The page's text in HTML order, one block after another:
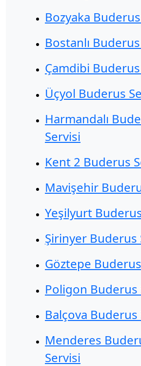
Bozyaka
Bostanlı
Çamdibi
Üçyol Buderus
Harmandalı
Servisi
Kent 2 Buderus
Mavişehir
Yeşilyurt
Şirinyer Buderus
Göztepe
Poligon Buderus
Balçova Buderus
Menderes
Servisi